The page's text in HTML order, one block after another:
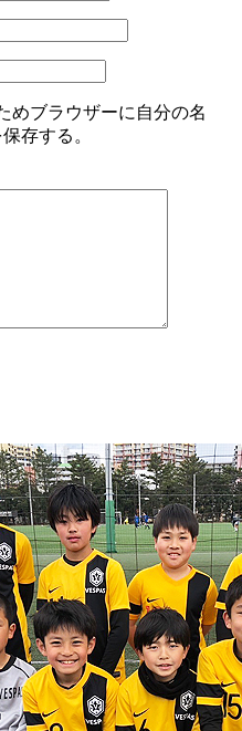
めブラウザーに自分の名
存する。